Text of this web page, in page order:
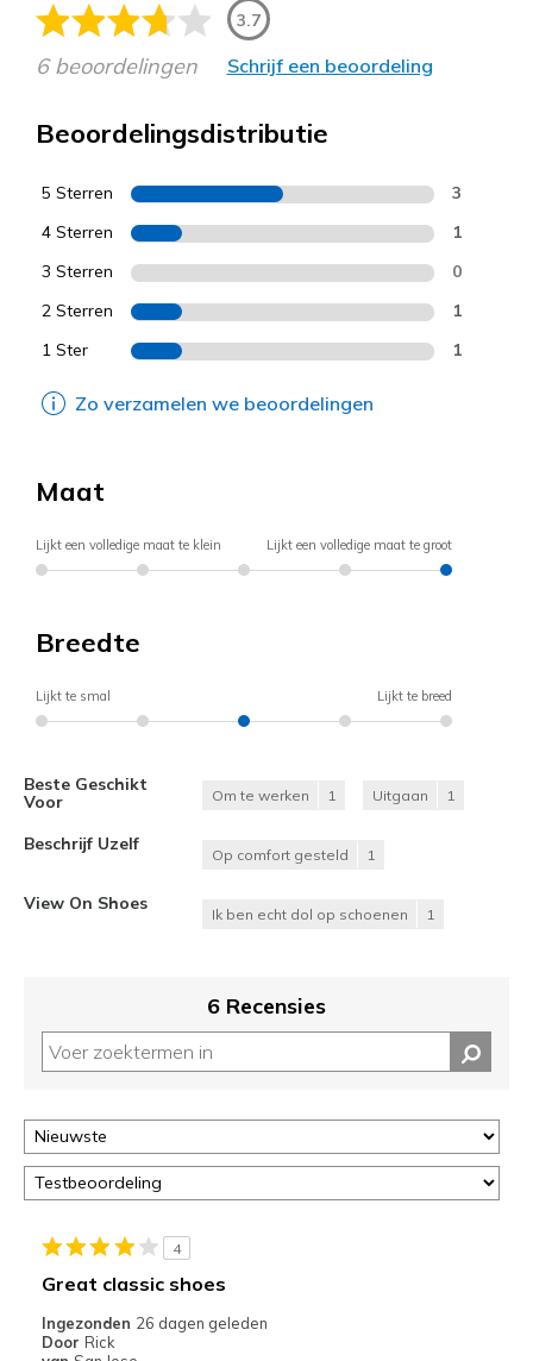
3.7
6 beoordelingen Schrijf een beoordeling
Beoordelingsdistributie
5 Sterren 3
4 Sterren 1
3 Sterren 0
2 Sterren 1
1 Ster 1
Zo verzamelen we beoordelingen
Maat
Lijkt een volledige maat te klein Lijkt een volledige maat te groot
Breedte
Lijkt te smal Lijkt te breed
Beste Geschikt
Voor
Om te werken 1 Uitgaan 1
Beschrijf Uzelf
Op comfort gesteld 1
View On Shoes
Ik ben echt dol op schoenen 1
6 Recensies
4
Great classic shoes
Ingezonden 26 dagen geleden
Door Rick